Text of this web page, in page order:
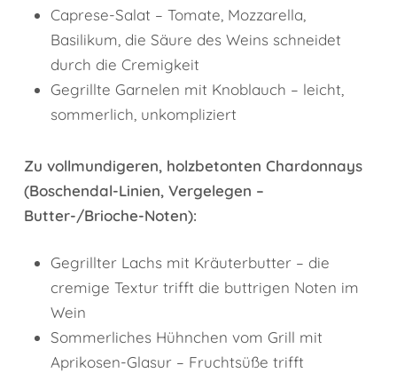
Caprese-Salat – Tomate, Mozzarella,
Basilikum, die Säure des Weins schneidet
durch die Cremigkeit
Gegrillte Garnelen mit Knoblauch – leicht,
sommerlich, unkompliziert
Zu vollmundigeren, holzbetonten Chardonnays
(Boschendal-Linien, Vergelegen –
Butter-/Brioche-Noten):
Gegrillter Lachs mit Kräuterbutter – die
cremige Textur trifft die buttrigen Noten im
Wein
Sommerliches Hühnchen vom Grill mit
Aprikosen-Glasur – Fruchtsüße trifft